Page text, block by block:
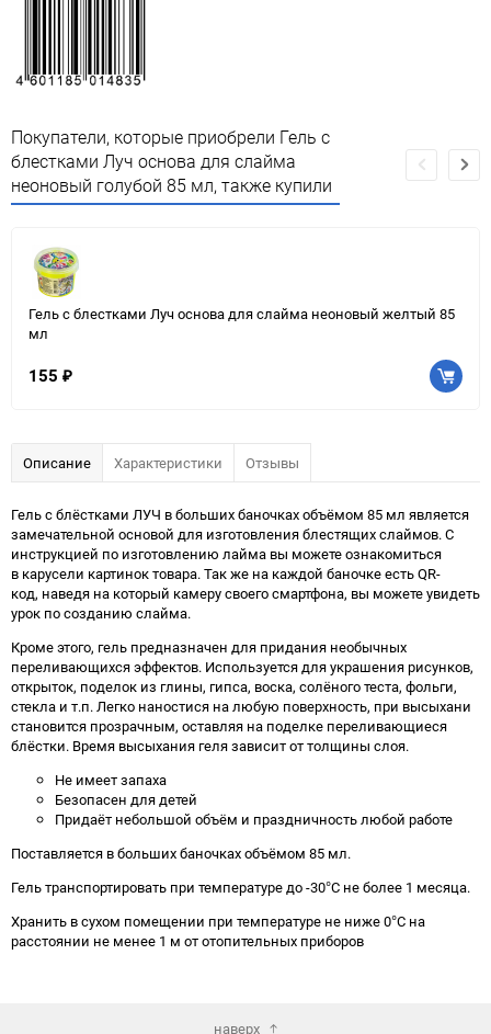
Покупатели, которые приобрели Гель с
блестками Луч основа для слайма
неоновый голубой 85 мл, также купили
Гель с блестками Луч основа для слайма неоновый желтый 85
мл
155 ₽
Описание Характеристики Отзывы
Гель с блёстками ЛУЧ в больших баночках объёмом 85 мл является
замечательной основой для изготовления блестящих слаймов. С
инструкцией по изготовлению лайма вы можете ознакомиться
в карусели картинок товара. Так же на каждой баночке есть QR-
код, наведя на который камеру своего смартфона, вы можете увидеть
урок по созданию слайма.
Кроме этого, гель предназначен для придания необычных
переливающихся эффектов. Используется для украшения рисунков,
открыток, поделок из глины, гипса, воска, солёного теста, фольги,
стекла и т.п. Легко наностися на любую поверхность, при высыхани
становится прозрачным, оставляя на поделке переливающиеся
блёстки. Время высыхания геля зависит от толщины слоя.
Не имеет запаха
Безопасен для детей
Придаёт небольшой объём и праздничность любой работе
Поставляется в больших баночках объёмом 85 мл.
Гель транспортировать при температуре до -30°С не более 1 месяца.
Хранить в сухом помещении при температуре не ниже 0°С на
расстоянии не менее 1 м от отопительных приборов
наверх